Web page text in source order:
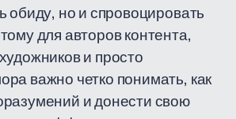
обиду, но и спровоцировать
для авторов контента,
и просто
важно четко понимать, как
и донести свою